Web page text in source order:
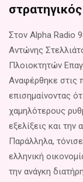
Στον Alpha Radio
Αντώνης
Πλοιοκτητών
Αναφέρθηκε στις
επισημαίνοντας
χαμηλότερους
εξελίξεις και την
Παράλληλα,
ελληνική
την ανάγκη